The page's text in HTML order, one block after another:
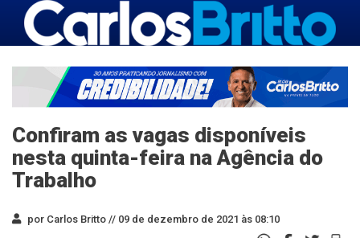
Confiram as vagas disponíveis
nesta quinta-feira na Agência do
Trabalho
por Carlos Britto // 09 de dezembro de 2021 às 08:10